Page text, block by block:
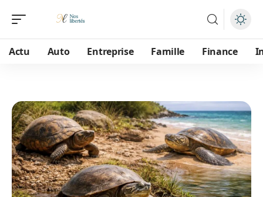
Actu Auto Entreprise Famille Finance